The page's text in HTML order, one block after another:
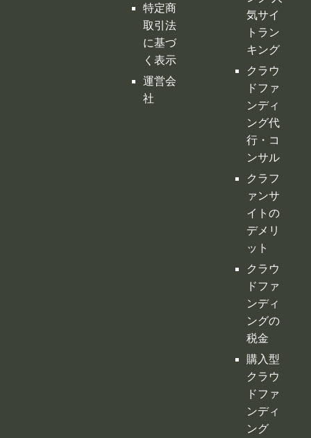
ング代
行・コ
ンサル
クラフ
ァンサ
イトの
デメリ
ット
クラウ
ドファ
ンディ
ングの
税金
購入型
クラウ
ドファ
ンディ
ング
寄付型
クラウ
ドファ
ンディ
ング
ふるさ